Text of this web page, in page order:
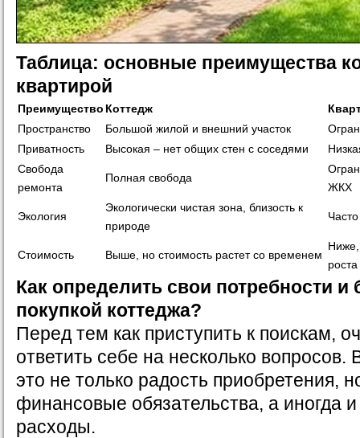
Таблица: основные преимущества
квартирой
Преимущество Коттедж
Пространство
Большой жилой и внешний участок
Приватность
Высокая – нет общих стен с соседями
Свобода
ремонта
Полная свобода
ЖКХ
Экология
Экологически чистая зона, близость к
природе
Стоимость Выше, но стоимость растет со временем
роста
Как определить свои потребности
покупкой коттеджа?
Перед тем как приступить к поискам,
ответить себе на несколько вопросов.
это не только радость приобретения,
финансовые обязательства, а иногда
расходы.